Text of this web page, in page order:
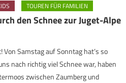
TOUREN FÜR FAMILIEN
den Schnee zur Juget-Alpe
Samstag auf Sonntag hat’s so
nach richtig viel Schnee war, haben
zwischen Zaumberg und